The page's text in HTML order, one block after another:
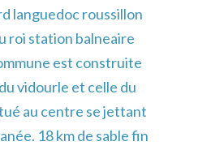
languedoc roussillon
roi station balneaire
est construite
vidourle et celle du
au centre se jettant
18 km de sable fin